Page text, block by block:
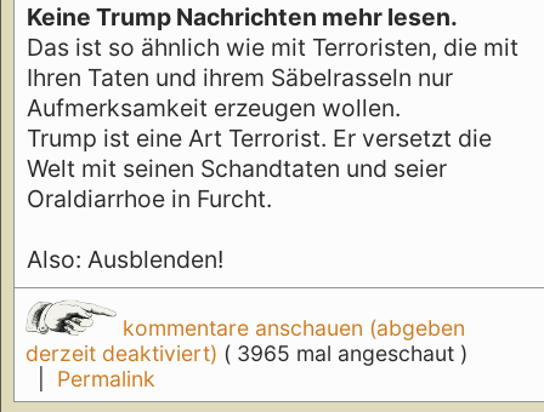
Keine Trump Nachrichten mehr lesen.
Das ist so ähnlich wie mit Terroristen, die mit
Ihren Taten und ihrem Säbelrasseln nur
Aufmerksamkeit erzeugen wollen.
Trump ist eine Art Terrorist. Er versetzt die
Welt mit seinen Schandtaten und seier
Oraldiarrhoe in Furcht.
Also: Ausblenden!
kommentare anschauen (abgeben
derzeit deaktiviert) ( 3965 mal angeschaut )
Permalink